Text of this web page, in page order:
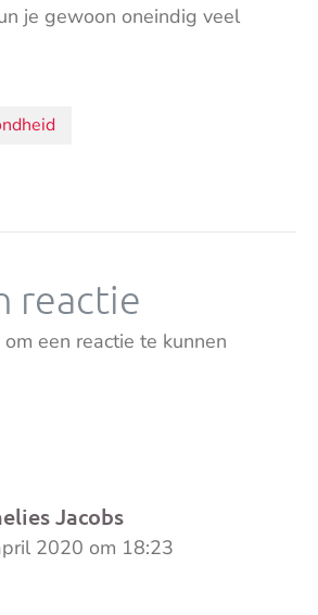
je gewoon oneindig veel
reactie
om een reactie te kunnen
Jacobs
2020 om 18:23